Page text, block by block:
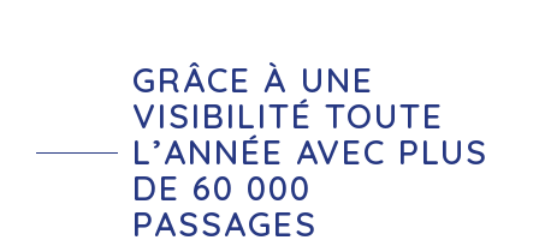
GRÂCE À UNE
VISIBILITÉ TOUTE
L’ANNÉE AVEC PLUS
DE 60 000
PASSAGES